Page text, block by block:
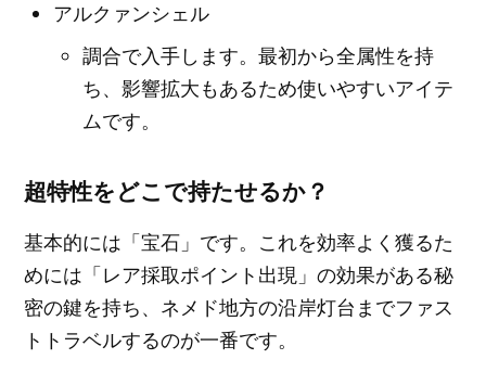
アルクァンシェル
調合で入手します。最初から全属性を持
ち、影響拡大もあるため使いやすいアイテ
ムです。
超特性をどこで持たせるか？
基本的には「宝石」です。これを効率よく獲るた
めには「レア採取ポイント出現」の効果がある秘
密の鍵を持ち、ネメド地方の沿岸灯台までファス
トトラベルするのが一番です。